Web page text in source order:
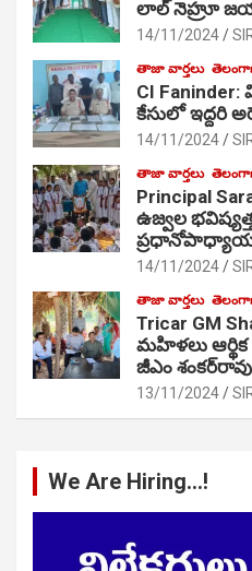
లాల్ నెహ్రూ
14/11/2024
తాజా వార్తలు
CI Faninder:
కేసులో ఇద్దరి
14/11/2024
తాజా వార్తలు
Principal
ఉజ్వల
14/11/2024
తాజా వార్తలు
Tricar GM
మహిళలు
జీఎం శంకర్‌రావు
13/11/2024
We Are Hiring…!